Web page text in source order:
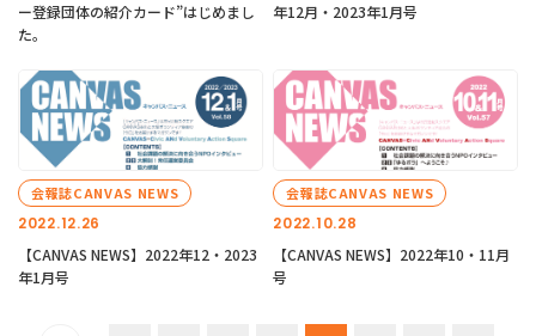
ー登録団体の紹介カード”はじめまし
た。
年12月・2023年1月号
2022.12.26
会報誌CANVAS NEWS
【CANVAS NEWS】2022年12・2023
年1月号
2022.10.28
会報誌CANVAS NEWS
【CANVAS NEWS】2022年10・11月
号